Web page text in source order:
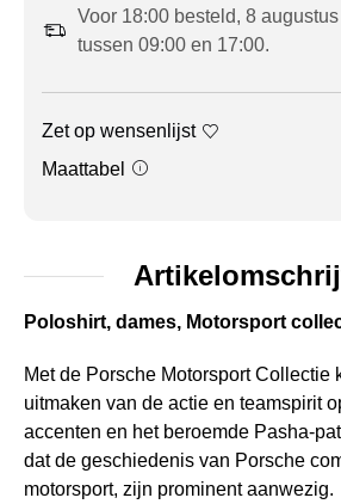
Voor 18:00 besteld, 8
tussen 09:00 en 17:00.
Zet op wensenlijst
Maattabel
Poloshirt, dames, Motorsport
Met de Porsche Motorsport Collectie
uitmaken van de actie en teamspirit
accenten en het beroemde Pasha-
dat de geschiedenis van Porsche
motorsport, zijn prominent aanwezig.